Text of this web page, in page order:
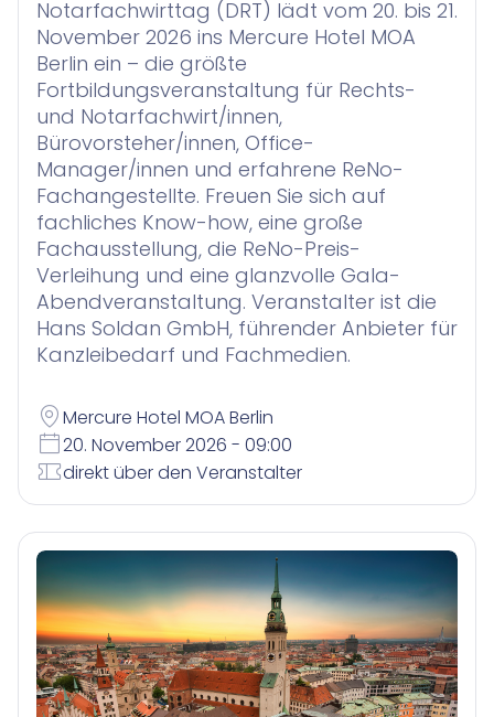
Smart Legal Research
KI-Agent zur Urteilsrecherche für Anwälte
Legal Twin
Add-Ons
KI-Agenten für Advoware und Winsolvenz
Notarfachwirttag (DRT) lädt vom 20. bis 21.
November 2026 ins Mercure Hotel MOA
Berlin ein – die größte
Fortbildungsveranstaltung für Rechts-
und Notarfachwirt/innen,
Bürovorsteher/innen, Office-
Manager/innen und erfahrene ReNo-
Fachangestellte. Freuen Sie sich auf
fachliches Know-how, eine große
Fachausstellung, die ReNo-Preis-
Verleihung und eine glanzvolle Gala-
Abendveranstaltung. Veranstalter ist die
Hans Soldan GmbH, führender Anbieter für
Kanzleibedarf und Fachmedien.
Mercure Hotel MOA Berlin
20. November 2026 - 09:00
direkt über den Veranstalter